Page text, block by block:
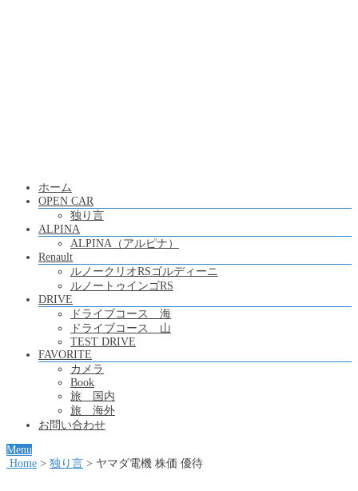
ホーム
OPEN CAR
独り言
ALPINA
ALPINA（アルピナ）
Renault
ルノークリオRSゴルディーニ
ルノートゥインゴRS
DRIVE
ドライブコース 海
ドライブコース 山
TEST DRIVE
FAVORITE
カメラ
Book
旅 国内
旅 海外
お問い合わせ
Menu
Home > 独り言 > ヤマダ電機 株価 優待